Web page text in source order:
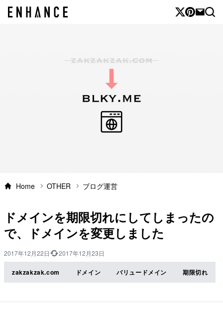
Home OTHER ブログ運営
ドメインを期限切れにしてしまったの
で、ドメインを変更しました
2017年12月22日 2017年12月23日
zakzakzak.com ドメイン バリュードメイン 期限切れ